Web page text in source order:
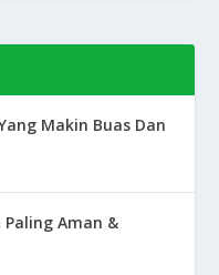
Makin Buas Dan
Aman &